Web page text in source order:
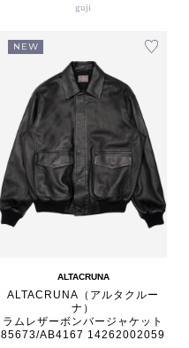
guji
NEW
ALTACRUNA
ALTACRUNA（アルタクルー
ナ）
ラムレザーボンバージャケット
85673/AB4167 14262002059